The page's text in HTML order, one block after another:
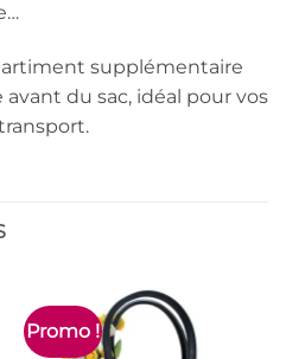
supplémentaire
avant du sac, idéal pour vos
Promo !